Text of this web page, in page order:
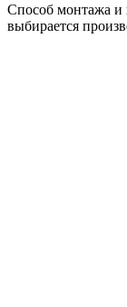
Способ монтажа и
выбирается